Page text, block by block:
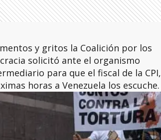
y gritos la Coalición por los
solicitó ante el organismo
para que el fiscal de la CPI,
horas a Venezuela los escuche.